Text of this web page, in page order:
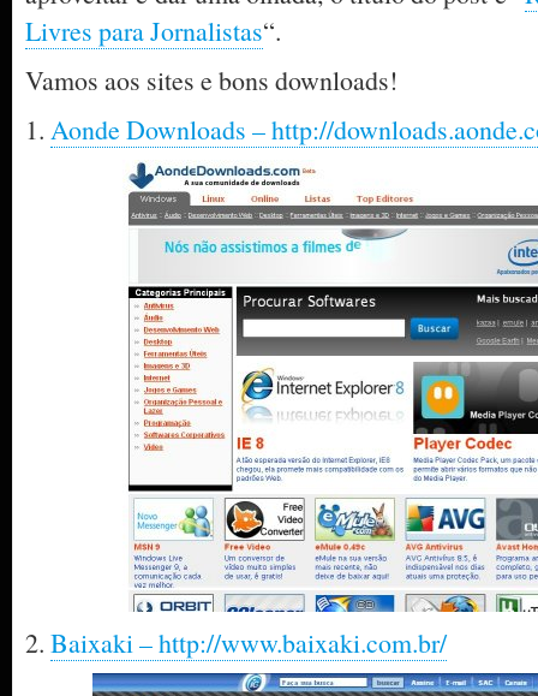
Livres para Jornalistas“.
Vamos aos sites e bons downloads!
1. Aonde Downloads – http://
2. Baixaki – http://www.baixaki.com.br/